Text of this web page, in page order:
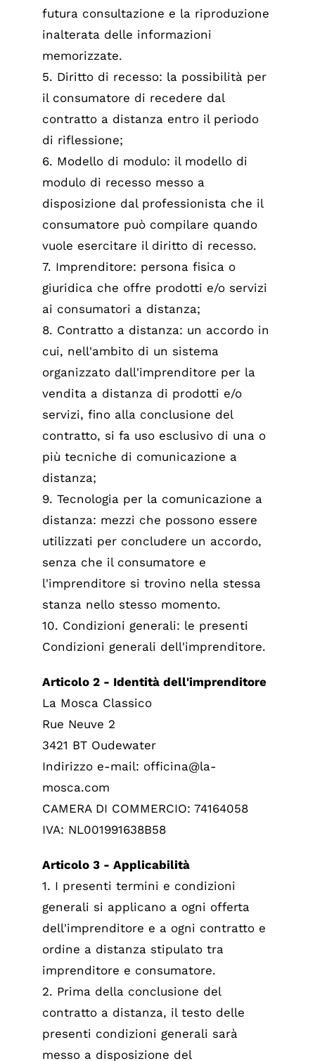
futura consultazione e la riproduzione
inalterata delle informazioni
memorizzate.
5. Diritto di recesso: la possibilità per
il consumatore di recedere dal
contratto a distanza entro il periodo
di riflessione;
6. Modello di modulo: il modello di
modulo di recesso messo a
disposizione dal professionista che il
consumatore può compilare quando
vuole esercitare il diritto di recesso.
7. Imprenditore: persona fisica o
giuridica che offre prodotti e/o servizi
ai consumatori a distanza;
8. Contratto a distanza: un accordo in
cui, nell'ambito di un sistema
organizzato dall'imprenditore per la
vendita a distanza di prodotti e/o
servizi, fino alla conclusione del
contratto, si fa uso esclusivo di una o
più tecniche di comunicazione a
distanza;
9. Tecnologia per la comunicazione a
distanza: mezzi che possono essere
utilizzati per concludere un accordo,
senza che il consumatore e
l'imprenditore si trovino nella stessa
stanza nello stesso momento.
10. Condizioni generali: le presenti
Condizioni generali dell'imprenditore.
Articolo 2 - Identità dell'imprenditore
La Mosca Classico
Rue Neuve 2
3421 BT Oudewater
Indirizzo e-mail: officina@la-
mosca.com
CAMERA DI COMMERCIO: 74164058
IVA: NL001991638B58
Articolo 3 - Applicabilità
1. I presenti termini e condizioni
generali si applicano a ogni offerta
dell'imprenditore e a ogni contratto e
ordine a distanza stipulato tra
imprenditore e consumatore.
2. Prima della conclusione del
contratto a distanza, il testo delle
presenti condizioni generali sarà
messo a disposizione del